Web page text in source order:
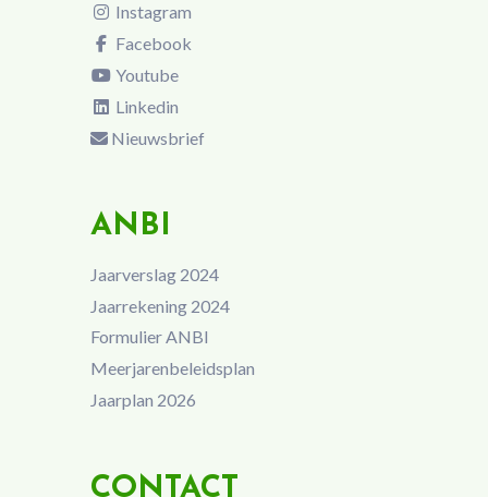
Instagram
Facebook
Youtube
Linkedin
Nieuwsbrief
ANBI
Jaarverslag 2024
Jaarrekening 2024
Formulier ANBI
Meerjarenbeleidsplan
Jaarplan 2026
CONTACT